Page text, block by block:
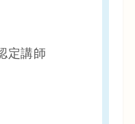
定講師